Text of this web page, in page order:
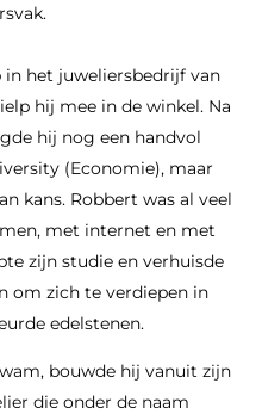
in het juweliersbedrijf van
hij mee in de winkel. Na
hij nog een handvol
(Economie), maar
kans. Robbert was al veel
met internet en met
zijn studie en verhuisde
om zich te verdiepen in
edelstenen.
bouwde hij vanuit zijn
die onder de naam